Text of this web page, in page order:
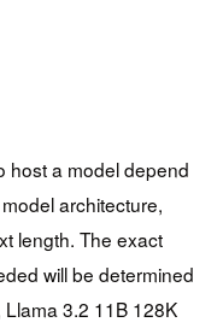
host a model depend
architecture,
length. The exact
will be determined
3.2 11B 128K